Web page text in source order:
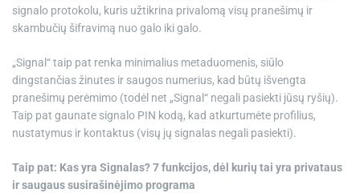
signalo protokolu, kuris užtikrina privalomą visų pranešimų ir
skambučių šifravimą nuo galo iki galo.
„Signal“ taip pat renka minimalius metaduomenis, siūlo
dingstančias žinutes ir saugos numerius, kad būtų išvengta
pranešimų perėmimo (todėl net „Signal“ negali pasiekti jūsų ryšių).
Taip pat gaunate signalo PIN kodą, kad atkurtumėte profilius,
nustatymus ir kontaktus (visų jų signalas negali pasiekti).
Taip pat: Kas yra Signalas? 7 funkcijos, dėl kurių tai yra privataus
ir saugaus susirašinėjimo programa